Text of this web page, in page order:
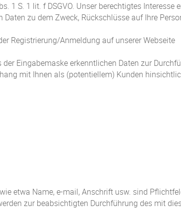
1 S. 1 lit. f DSGVO. Unser berechtigtes
zu dem Zweck, Rückschlüsse auf Ihre
Registrierung/Anmeldung auf unserer Webseite
Eingabemaske erkenntlichen Daten zur
mit Ihnen als (potentiellem) Kunden
etwa Name, e-mail, Anschrift usw. sind
zur beabsichtigten Durchführung des mit